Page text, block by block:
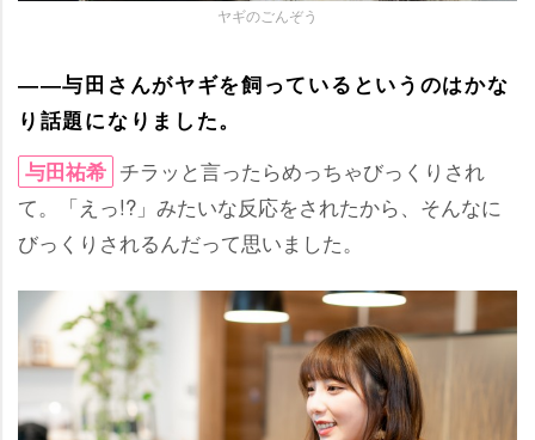
ヤギのごんぞう
――与田さんがヤギを飼っているというのはかな
り話題になりました。
与田祐希 チラッと言ったらめっちゃびっくりされ
て。「えっ!?」みたいな反応をされたから、そんなに
びっくりされるんだって思いました。